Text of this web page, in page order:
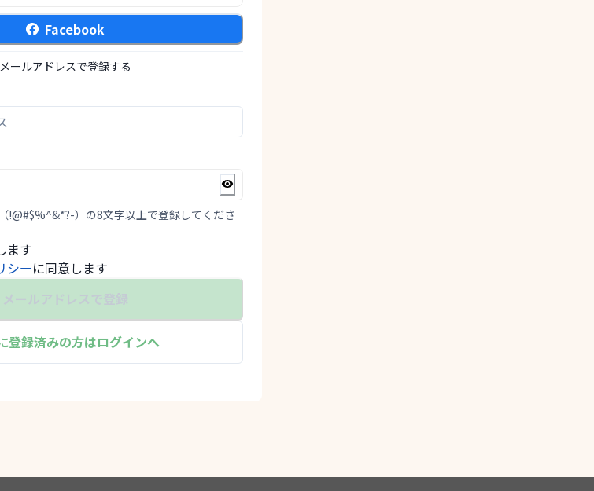
Facebook
メールアドレスで登録する
!@#$%^&*?-）の8文字以上で登録してくださ
ます
シーに同意します
メールアドレスで登録
登録済みの方はログインへ